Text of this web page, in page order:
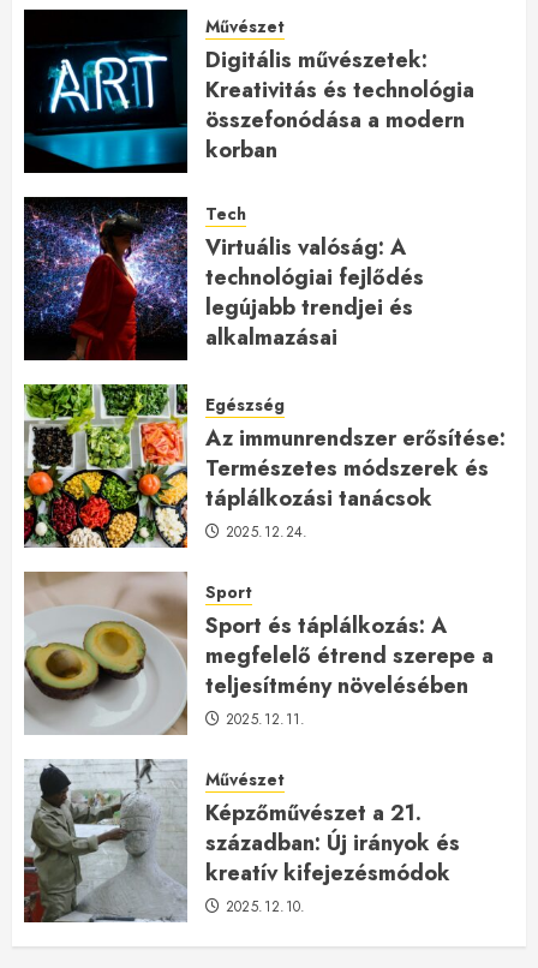
Művészet
Digitális művészetek:
Kreativitás és technológia
összefonódása a modern
korban
Tech
Virtuális valóság: A
technológiai fejlődés
legújabb trendjei és
alkalmazásai
Egészség
Az immunrendszer erősítése:
Természetes módszerek és
táplálkozási tanácsok
2025.12.24.
Sport
Sport és táplálkozás: A
megfelelő étrend szerepe a
teljesítmény növelésében
2025.12.11.
Művészet
Képzőművészet a 21.
században: Új irányok és
kreatív kifejezésmódok
2025.12.10.